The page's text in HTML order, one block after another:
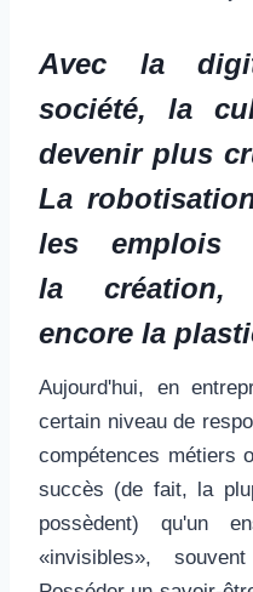
Avec la
société, la
devenir plus
La
les emplois
la création,
encore la
Aujourd'hui, en
certain niveau de
compétences métiers
succès (de fait, la
possèdent) qu'un
«invisibles»,